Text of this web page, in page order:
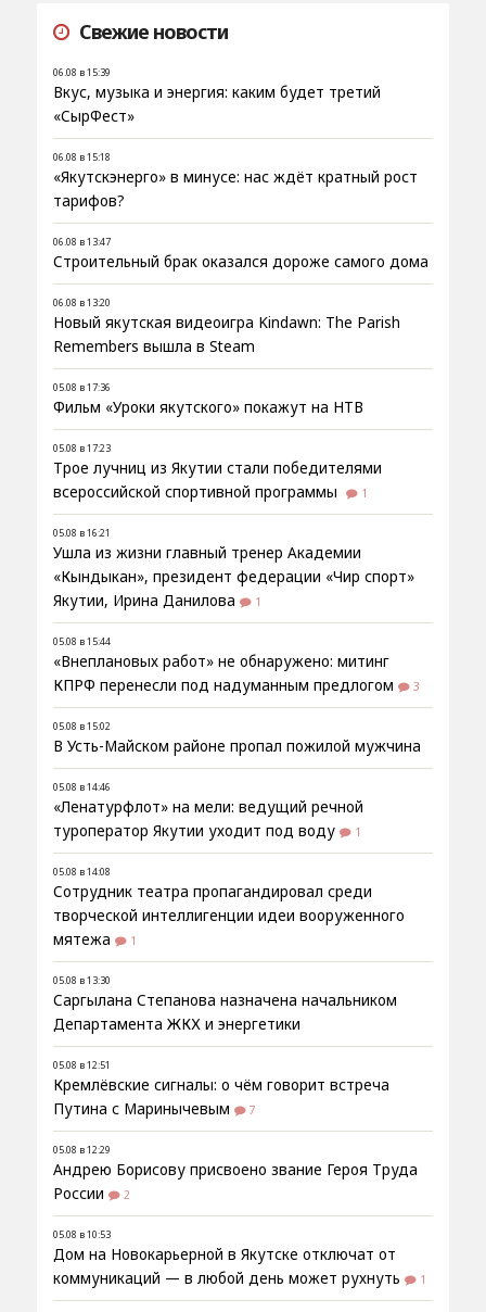
Свежие новости
06.08 в 15:39
Вкус, музыка и энергия: каким будет третий
«СырФест»
06.08 в 15:18
«Якутскэнерго» в минусе: нас ждёт кратный рост
тарифов?
06.08 в 13:47
Строительный брак оказался дороже самого дома
06.08 в 13:20
Новый якутская видеоигра Kindawn: The Parish
Remembers вышла в Steam
05.08 в 17:36
Фильм «Уроки якутского» покажут на НТВ
05.08 в 17:23
Трое лучниц из Якутии стали победителями
всероссийской спортивной программы
1
05.08 в 16:21
Ушла из жизни главный тренер Академии
«Кындыкан», президент федерации «Чир спорт»
Якутии, Ирина Данилова
1
05.08 в 15:44
«Внеплановых работ» не обнаружено: митинг
КПРФ перенесли под надуманным предлогом
3
05.08 в 15:02
В Усть-Майском районе пропал пожилой мужчина
05.08 в 14:46
«Ленатурфлот» на мели: ведущий речной
туроператор Якутии уходит под воду
1
05.08 в 14:08
Сотрудник театра пропагандировал среди
творческой интеллигенции идеи вооруженного
мятежа
1
05.08 в 13:30
Саргылана Степанова назначена начальником
Департамента ЖКХ и энергетики
05.08 в 12:51
Кремлёвские сигналы: о чём говорит встреча
Путина с Маринычевым
7
05.08 в 12:29
Андрею Борисову присвоено звание Героя Труда
России
2
05.08 в 10:53
Дом на Новокарьерной в Якутске отключат от
коммуникаций — в любой день может рухнуть
1